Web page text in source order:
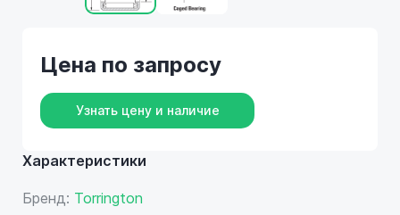
Характеристики
Бренд: Torrington
Цена по запросу
Узнать цену и наличие